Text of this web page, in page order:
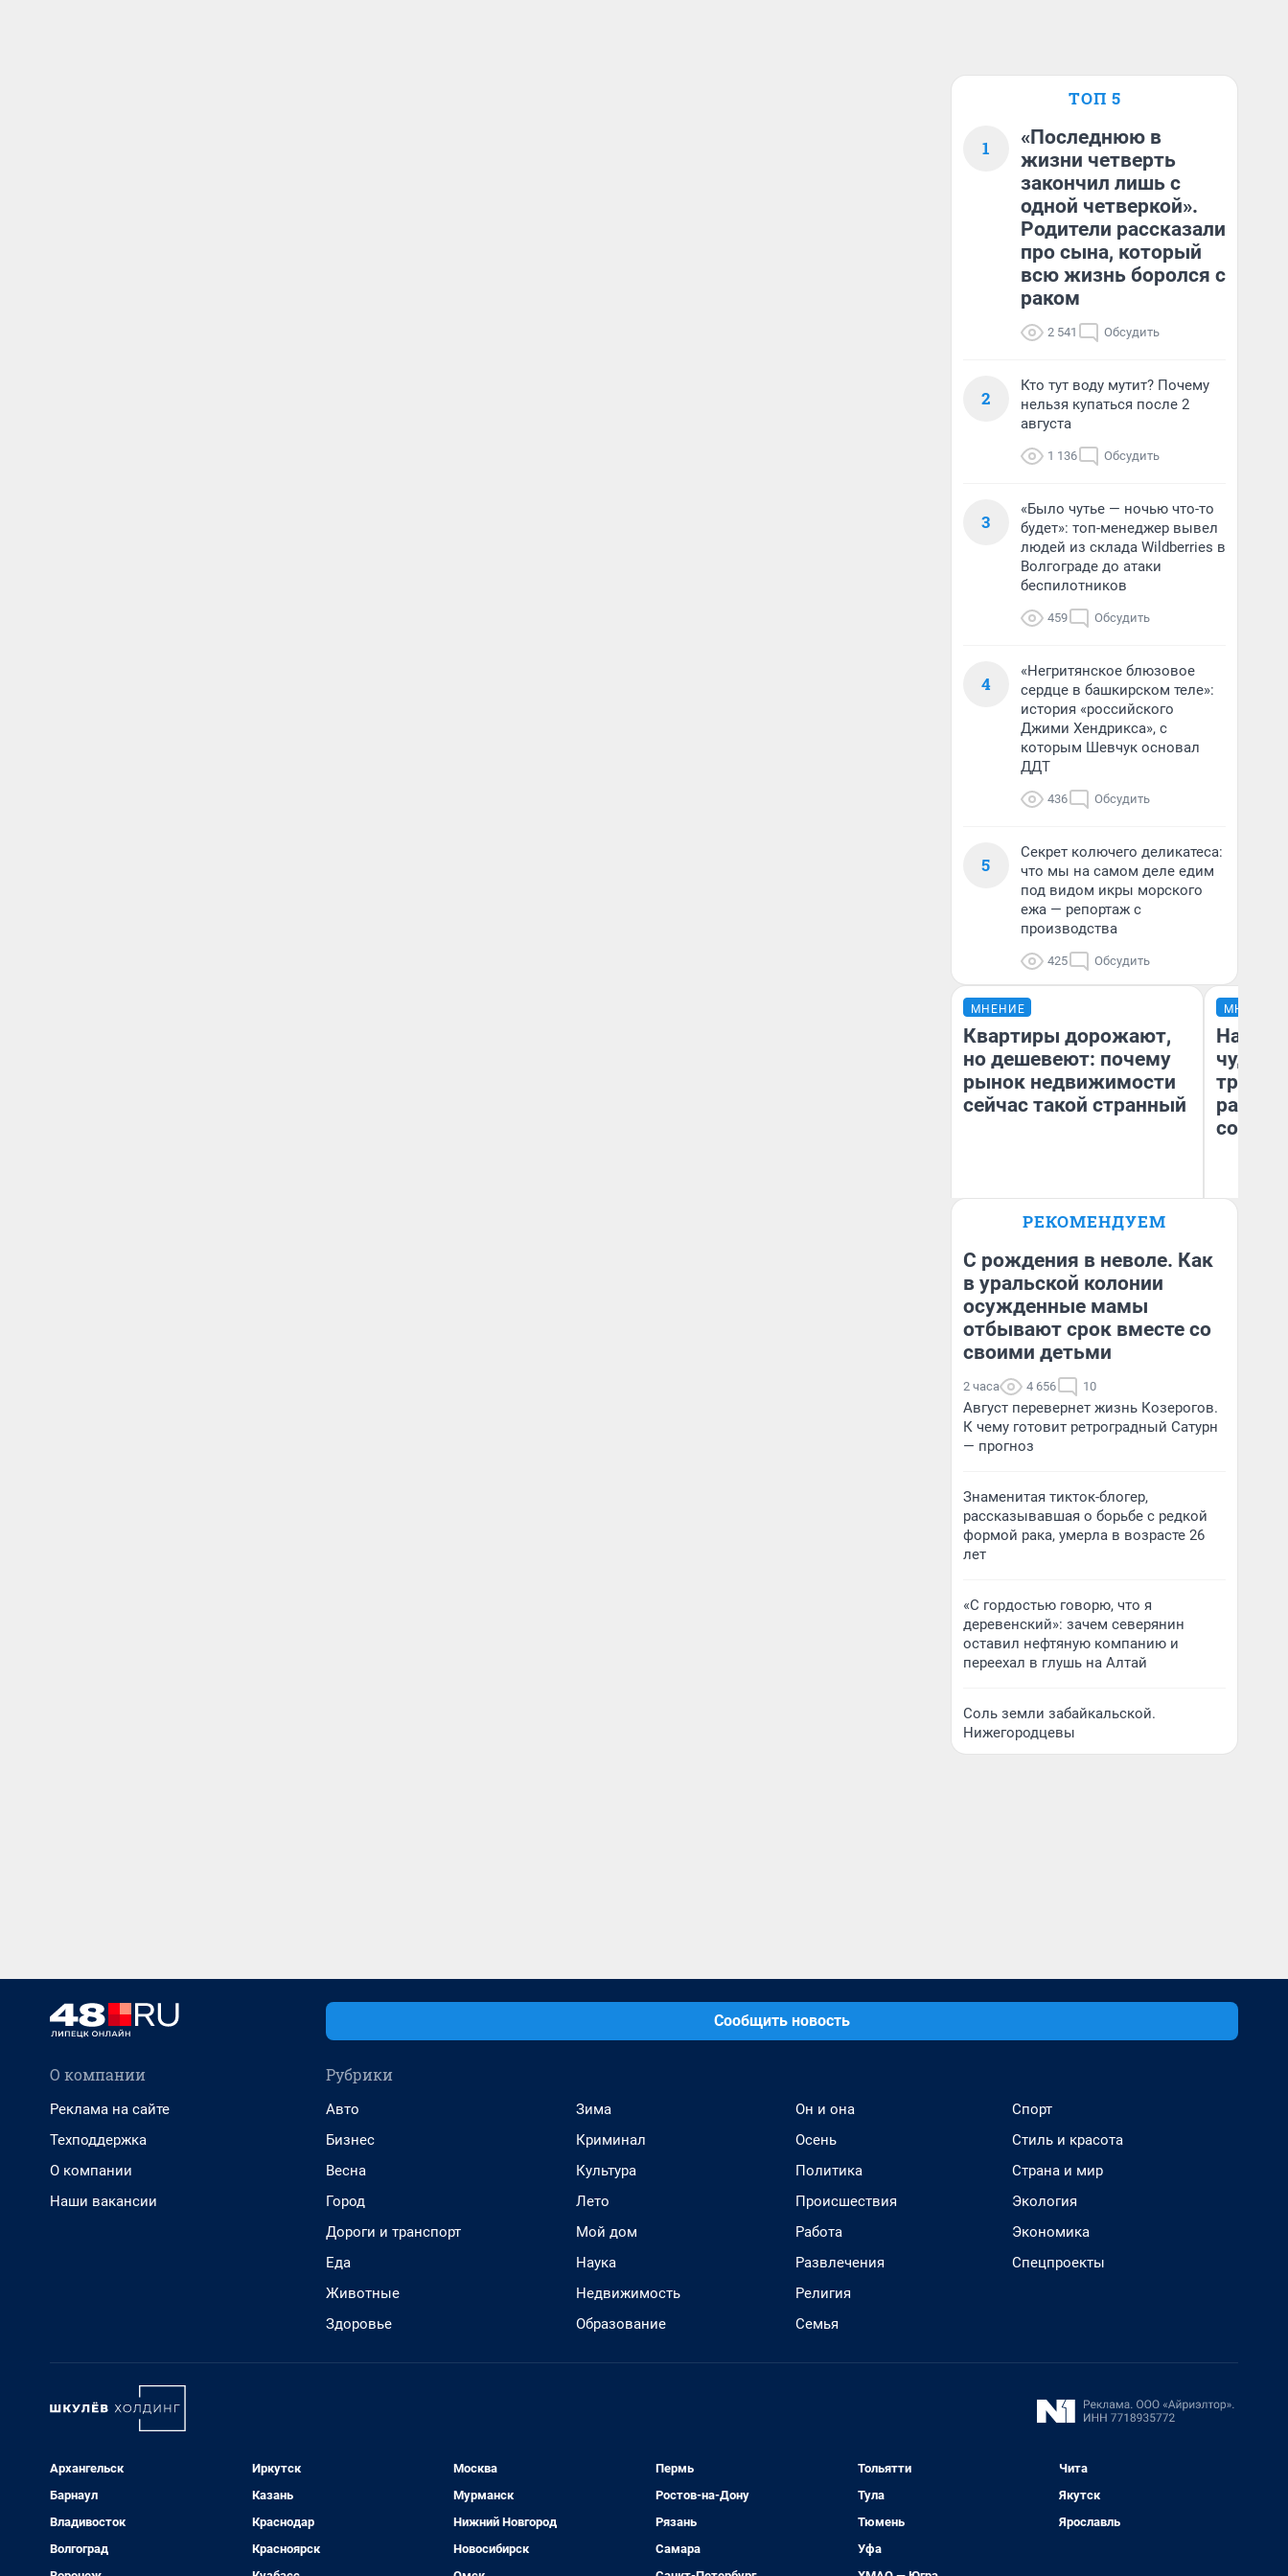
ТОП 5
1
«Последнюю в
жизни четверть
закончил лишь с
одной четверкой».
Родители рассказали
про сына, который
всю жизнь боролся с
раком
2 541 Обсудить
2
Кто тут воду мутит? Почему
нельзя купаться после 2
августа
1 136 Обсудить
3
«Было чутье — ночью что-то
будет»: топ-менеджер вывел
людей из склада Wildberries в
Волгограде до атаки
беспилотников
459 Обсудить
4
«Негритянское блюзовое
сердце в башкирском теле»:
история «российского
Джими Хендрикса», с
которым Шевчук основал
ДДТ
436 Обсудить
5
Секрет колючего деликатеса:
что мы на самом деле едим
под видом икры морского
ежа — репортаж с
производства
425 Обсудить
МНЕНИЕ
Квартиры дорожают,
но дешевеют: почему
рынок недвижимости
сейчас такой странный
Екатерина Торопова
недвижимости
МНЕНИЕ
чудом
РЕКОМЕНДУЕМ
С рождения в неволе. Как
в уральской колонии
осужденные мамы
отбывают срок вместе со
своими детьми
2 часа 4 656 10
Август перевернет жизнь Козерогов.
К чему готовит ретроградный Сатурн
— прогноз
Знаменитая тикток-блогер,
рассказывавшая о борьбе с редкой
формой рака, умерла в возрасте 26
лет
«С гордостью говорю, что я
деревенский»: зачем северянин
оставил нефтяную компанию и
переехал в глушь на Алтай
Соль земли забайкальской.
Нижегородцевы
Сообщить новость
О компании
Реклама на сайте
Техподдержка
О компании
Наши вакансии
Рубрики
Авто
Бизнес
Весна
Город
Дороги и транспорт
Еда
Животные
Здоровье
Зима
Криминал
Культура
Лето
Мой дом
Наука
Недвижимость
Образование
Он и она
Осень
Политика
Происшествия
Работа
Развлечения
Религия
Семья
Спорт
Стиль и красота
Страна и мир
Экология
Экономика
Спецпроекты
Архангельск
Барнаул
Владивосток
Волгоград
Иркутск
Казань
Краснодар
Красноярск
Москва
Мурманск
Нижний Новгород
Новосибирск
Пермь
Ростов-на-Дону
Рязань
Самара
Тольятти
Тула
Тюмень
Уфа
Чита
Якутск
Ярославль